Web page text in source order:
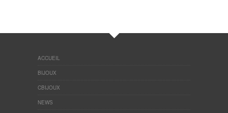
ACCUEIL
BIJOUX
CBIJOUX
NEWS